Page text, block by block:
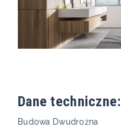
Dane techniczne:
Budowa Dwudrożna